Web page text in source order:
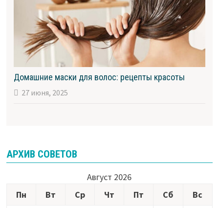
Домашние маски для волос: рецепты красоты
27 июня, 2025
АРХИВ СОВЕТОВ
Август 2026
Пн
Вт Ср Чт Пт Сб
Вс